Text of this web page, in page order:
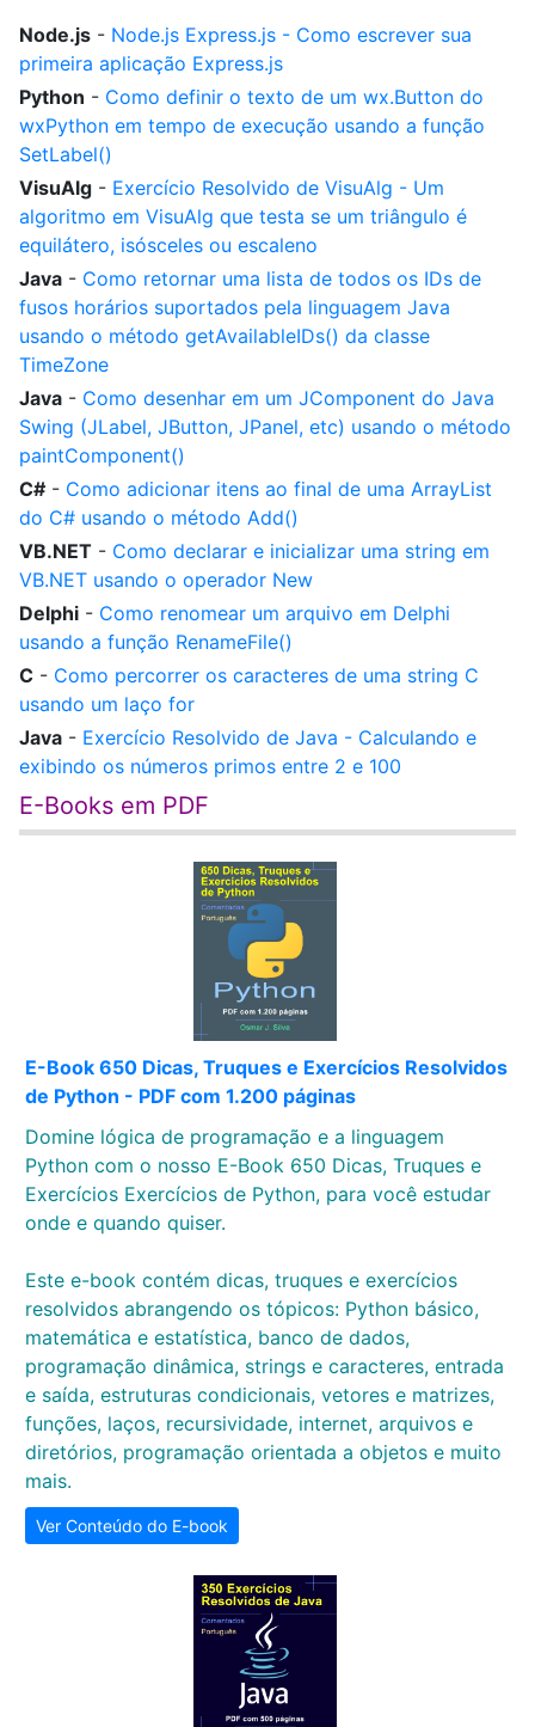
Node.js - Node.js Express.js - Como escrever sua
primeira aplicação Express.js
Python - Como definir o texto de um wx.Button do
wxPython em tempo de execução usando a função
SetLabel()
VisuAlg - Exercício Resolvido de VisuAlg - Um
algoritmo em VisuAlg que testa se um triângulo é
equilátero, isósceles ou escaleno
Java - Como retornar uma lista de todos os IDs de
fusos horários suportados pela linguagem Java
usando o método getAvailableIDs() da classe
TimeZone
Java - Como desenhar em um JComponent do Java
Swing (JLabel, JButton, JPanel, etc) usando o método
paintComponent()
C# - Como adicionar itens ao final de uma ArrayList
do C# usando o método Add()
VB.NET - Como declarar e inicializar uma string em
VB.NET usando o operador New
Delphi - Como renomear um arquivo em Delphi
usando a função RenameFile()
C - Como percorrer os caracteres de uma string C
usando um laço for
Java - Exercício Resolvido de Java - Calculando e
exibindo os números primos entre 2 e 100
E-Books em PDF
E-Book 650 Dicas, Truques e Exercícios Resolvidos
de Python - PDF com 1.200 páginas
Domine lógica de programação e a linguagem
Python com o nosso E-Book 650 Dicas, Truques e
Exercícios Exercícios de Python, para você estudar
onde e quando quiser.
Este e-book contém dicas, truques e exercícios
resolvidos abrangendo os tópicos: Python básico,
matemática e estatística, banco de dados,
programação dinâmica, strings e caracteres, entrada
e saída, estruturas condicionais, vetores e matrizes,
funções, laços, recursividade, internet, arquivos e
diretórios, programação orientada a objetos e muito
mais.
Ver Conteúdo do E-book